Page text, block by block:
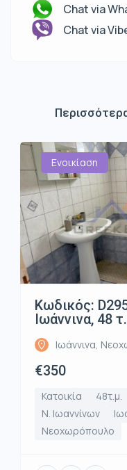
Chat via
Chat via
Ενοικίαση
Κωδικός:
Ιωάννινα, 48
Ιωάννινα,
€350
Κατοικία 48τ.μ.
Ν. Ιωαννίνων
Νεοχωρόπουλο